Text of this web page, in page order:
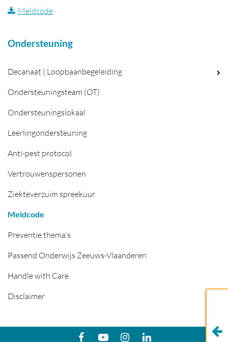
Ondersteuning
Decanaat | Loopbaanbegeleiding
Ondersteuningsteam (OT)
Ondersteuningslokaal
Leerlingondersteuning
Anti-pest protocol
Vertrouwenspersonen
Ziekteverzuim spreekuur
Meldcode
Preventie thema's
Passend Onderwijs Zeeuws-Vlaanderen
Handle with Care
Disclaimer
Meldcode